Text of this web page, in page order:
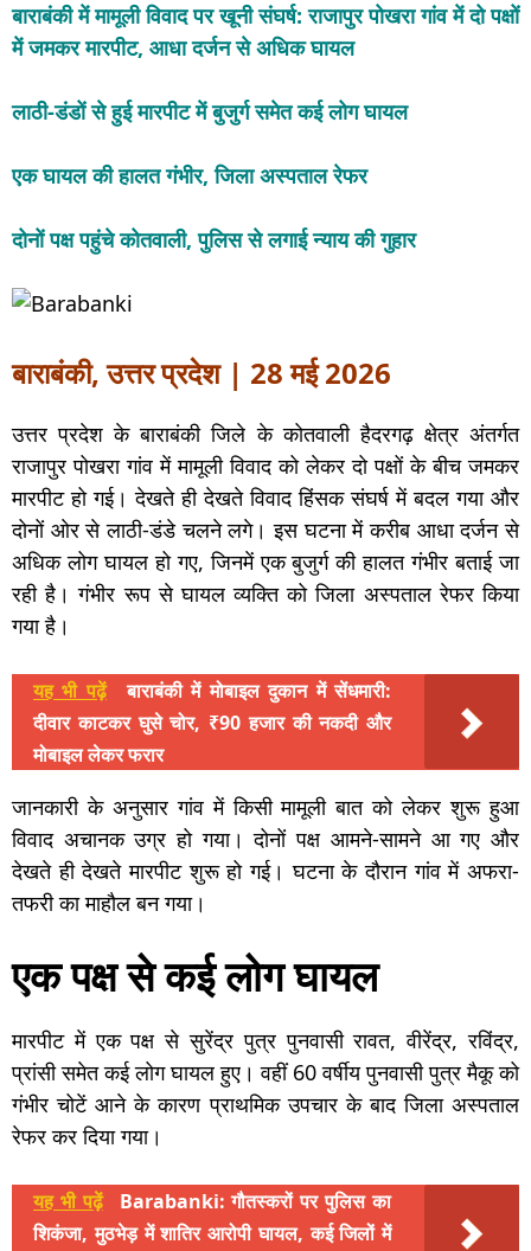
बाराबंकी में मामूली विवाद पर खूनी संघर्ष: राजापुर पोखरा गांव में दो पक्षों
में जमकर मारपीट, आधा दर्जन से अधिक घायल
लाठी-डंडों से हुई मारपीट में बुजुर्ग समेत कई लोग घायल
एक घायल की हालत गंभीर, जिला अस्पताल रेफर
दोनों पक्ष पहुंचे कोतवाली, पुलिस से लगाई न्याय की गुहार
बाराबंकी, उत्तर प्रदेश | 28 मई 2026
उत्तर प्रदेश के बाराबंकी जिले के कोतवाली हैदरगढ़ क्षेत्र अंतर्गत
राजापुर पोखरा गांव में मामूली विवाद को लेकर दो पक्षों के बीच जमकर
मारपीट हो गई। देखते ही देखते विवाद हिंसक संघर्ष में बदल गया और
दोनों ओर से लाठी-डंडे चलने लगे। इस घटना में करीब आधा दर्जन से
अधिक लोग घायल हो गए, जिनमें एक बुजुर्ग की हालत गंभीर बताई जा
रही है। गंभीर रूप से घायल व्यक्ति को जिला अस्पताल रेफर किया
गया है।
यह भी पढ़ें
बाराबंकी में मोबाइल दुकान में सेंधमारी:
दीवार काटकर घुसे चोर, ₹90 हजार की नकदी और
मोबाइल लेकर फरार
जानकारी के अनुसार गांव में किसी मामूली बात को लेकर शुरू हुआ
विवाद अचानक उग्र हो गया। दोनों पक्ष आमने-सामने आ गए और
देखते ही देखते मारपीट शुरू हो गई। घटना के दौरान गांव में अफरा-
तफरी का माहौल बन गया।
एक पक्ष से कई लोग घायल
मारपीट में एक पक्ष से सुरेंद्र पुत्र पुनवासी रावत, वीरेंद्र, रविंद्र,
प्रांसी समेत कई लोग घायल हुए। वहीं 60 वर्षीय पुनवासी पुत्र मैकू को
गंभीर चोटें आने के कारण प्राथमिक उपचार के बाद जिला अस्पताल
रेफर कर दिया गया।
यह भी पढ़ें
Barabanki: गौतस्करों पर पुलिस का
शिकंजा, मुठभेड़ में शातिर आरोपी घायल, कई जिलों में